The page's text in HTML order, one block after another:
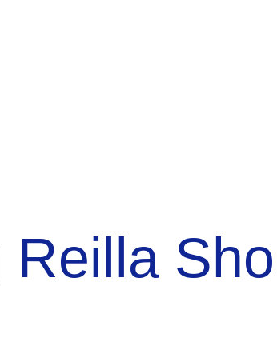
Reilla